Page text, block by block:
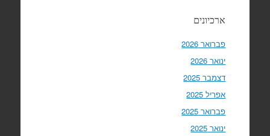
ארכיונים
פברואר 2026
ינואר 2026
דצמבר 2025
אפריל 2025
פברואר 2025
ינואר 2025